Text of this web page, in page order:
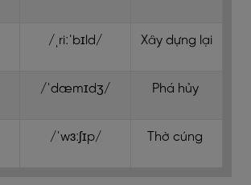
/ˌriːˈbɪld/ Xây dựng lại
/ˈdæmɪdʒ/ Phá hủy
/ˈwɜːʃɪp/ Thờ cúng